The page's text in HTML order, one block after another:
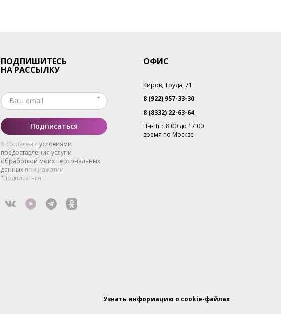
ПОДПИШИТЕСЬ
НА РАССЫЛКУ
Подписаться
Я согласен с условиями
предоставления услуг и
обработкой моих персональных
данныхпри нажатии
"Подписаться"
ОФИС
Киров, Труда, 71
8 (922) 957-33-30
8 (8332) 22-63-64
Пн-Пт с 8.00 до 17.00
время по Москве
Узнать информацию о cookie-файлах